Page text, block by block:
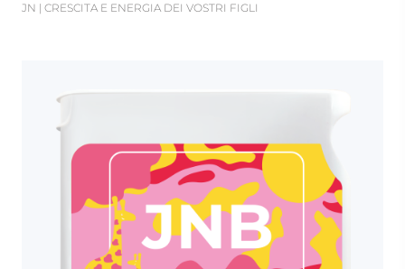
JN | CRESCITA E ENERGIA DEI VOSTRI FIGLI